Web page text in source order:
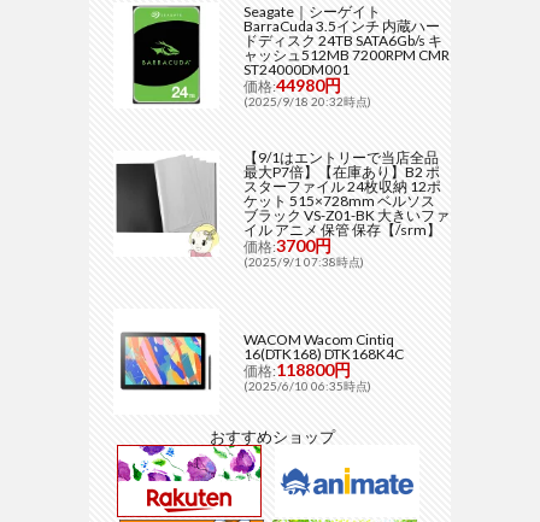
Seagate｜シーゲイト
BarraCuda 3.5インチ 内蔵ハー
ドディスク 24TB SATA6Gb/s キ
ャッシュ512MB 7200RPM CMR
ST24000DM001
価格:44980円
(2025/9/18 20:32時点)
【9/1はエントリーで当店全品
最大P7倍】【在庫あり】B2 ポ
スターファイル 24枚収納 12ポ
ケット 515×728mm ベルソス
ブラック VS-Z01-BK 大きいファ
イル アニメ 保管 保存【/srm】
価格:3700円
(2025/9/1 07:38時点)
WACOM Wacom Cintiq
16(DTK168) DTK168K4C
価格:118800円
(2025/6/10 06:35時点)
おすすめショップ